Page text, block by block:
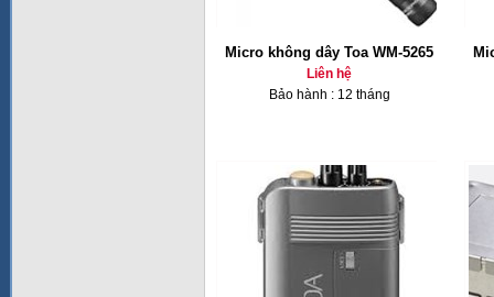
Micro không dây Toa WM-5265
Liên hệ
Bảo hành : 12 tháng